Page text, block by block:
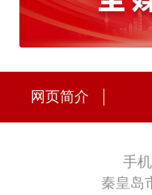
网页简介
手
秦皇岛